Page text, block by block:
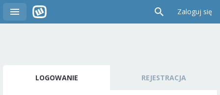
Zaloguj się
LOGOWANIE REJESTRACJA